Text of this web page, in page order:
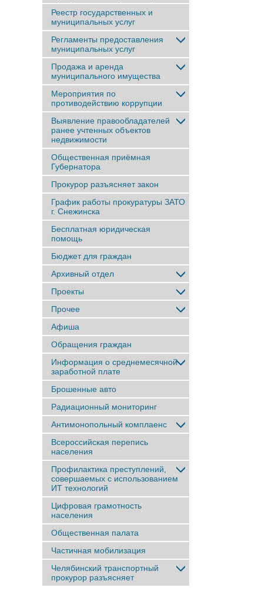
Реестр государственных и
муниципальных услуг
Регламенты предоставления
муниципальных услуг
Продажа и аренда
муниципального имущества
Мероприятия по
противодействию коррупции
Выявление правообладателей
ранее учтенныx объектов
недвижимости
Общественная приёмная
Губернатора
Прокурор разъясняет закон
График работы прокуратуры ЗАТО
г. Снежинска
Бесплатная юридическая
помощь
Бюджет для граждан
Архивный отдел
Проекты
Прочее
Афиша
Обращения граждан
Информация о среднемесячной
заработной плате
Брошенные авто
Радиационный мониторинг
Антимонопольный комплаенс
Всероссийская перепись
населения
Профилактика преступлений,
совершаемых с использованием
ИТ технологий
Цифровая грамотность
населения
Общественная палата
Частичная мобилизация
Челябинский транспортный
прокурор разъясняет